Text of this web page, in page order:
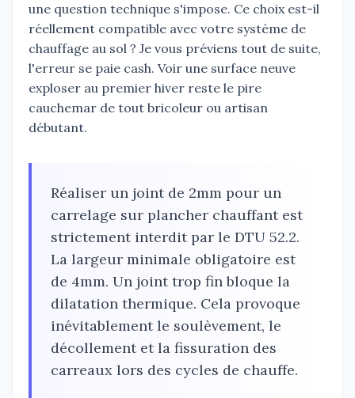
une question technique s'impose. Ce choix est-il
réellement compatible avec votre système de
chauffage au sol ? Je vous préviens tout de suite,
l'erreur se paie cash. Voir une surface neuve
exploser au premier hiver reste le pire
cauchemar de tout bricoleur ou artisan
débutant.
Réaliser un joint de 2mm pour un
carrelage sur plancher chauffant est
strictement interdit par le DTU 52.2.
La largeur minimale obligatoire est
de 4mm. Un joint trop fin bloque la
dilatation thermique. Cela provoque
inévitablement le soulèvement, le
décollement et la fissuration des
carreaux lors des cycles de chauffe.